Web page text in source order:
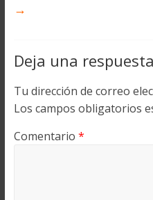
→
Deja una respuesta
Tu dirección de correo
Los campos obligatorios
Comentario *